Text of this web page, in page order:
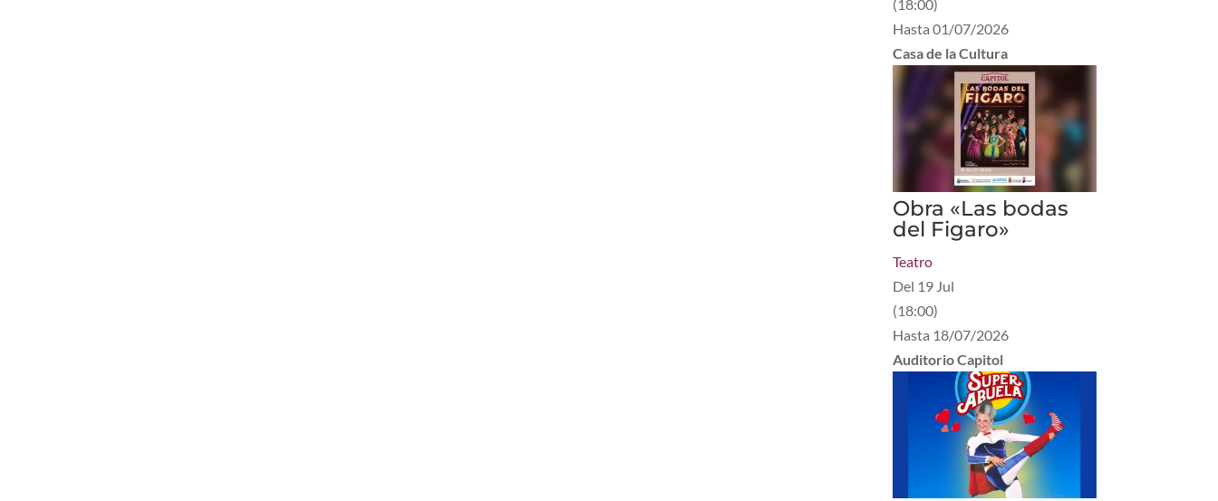
(18:00)
Hasta01/07/2026
Casa de la Cultura
Obra «Las bodas
del Figaro»
Teatro
Del 19 Jul
(18:00)
Hasta 18/07/2026
Auditorio Capitol